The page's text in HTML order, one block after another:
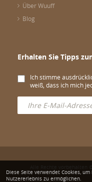
Über Wuuff
Blog
Erhalten Sie Tipps
Ich stimme
weiß, dass ich mich
Diese Seite verwendet Cookies,
Nutzererlebnis zu ermöglichen.